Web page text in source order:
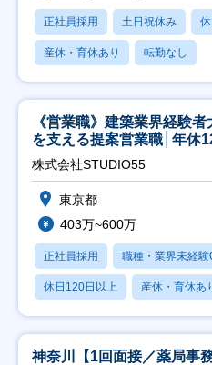
正社員採用 土日祝休み
産休・育休あり 転勤なし
《営業職》建築業界経験
を支える提案営業職│年休
株式会社STUDIO55
東京都
403万~600万
正社員採用 職種・業界未経験
休日120日以上 産休・育休あ
神奈川【1回面接／薬局事